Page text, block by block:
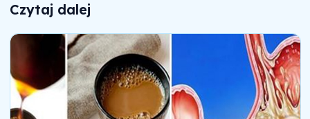
Czytaj dalej